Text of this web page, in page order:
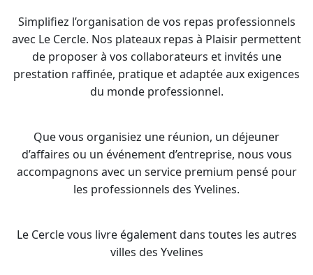
Simplifiez l’organisation de vos repas professionnels
avec Le Cercle. Nos plateaux repas à Plaisir permettent
de proposer à vos collaborateurs et invités une
prestation raffinée, pratique et adaptée aux exigences
du monde professionnel.
Que vous organisiez une réunion, un déjeuner
d’affaires ou un événement d’entreprise, nous vous
accompagnons avec un service premium pensé pour
les professionnels des Yvelines.
Le Cercle vous livre également dans toutes les autres
villes des Yvelines